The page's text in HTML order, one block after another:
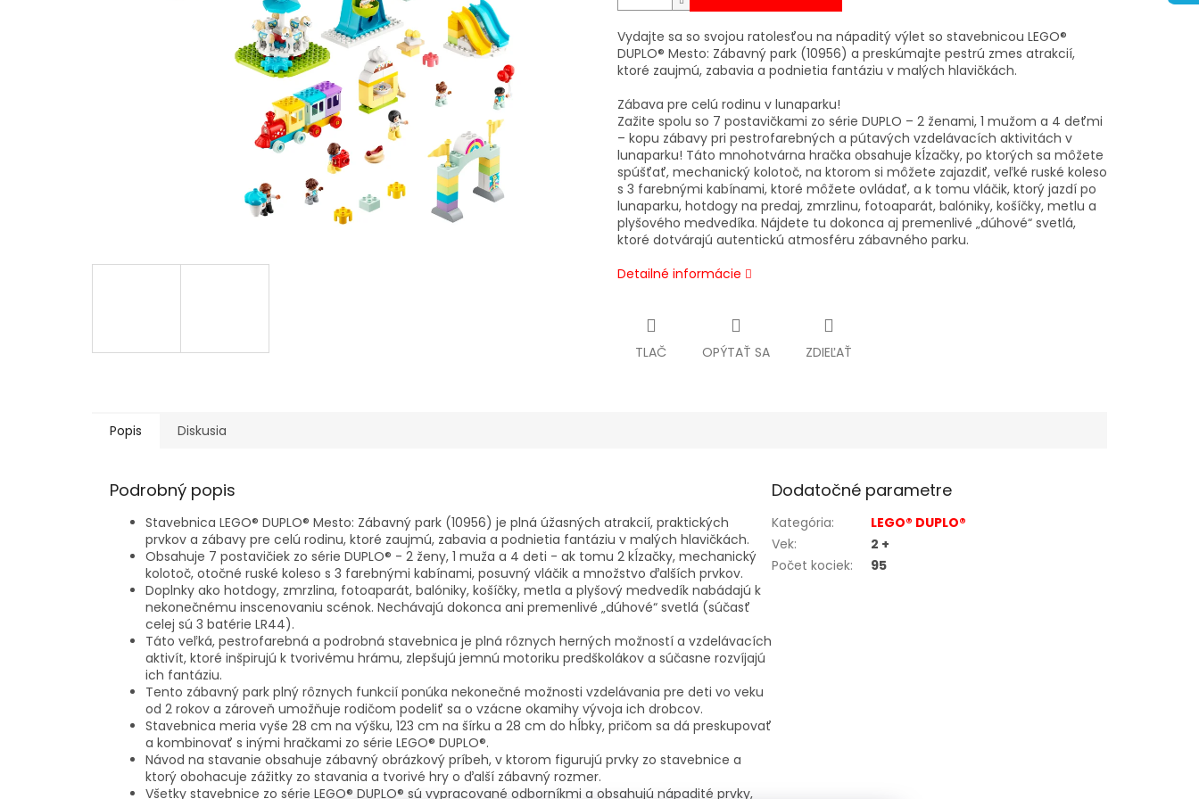
Vydajte sa so svojou ratolesťou na nápaditý výlet so stavebnicou LEGO®
DUPLO® Mesto: Zábavný park (10956) a preskúmajte pestrú zmes atrakcií,
ktoré zaujmú, zabavia a podnietia fantáziu v malých hlavičkách.
Zábava pre celú rodinu v lunaparku!
Zažite spolu so 7 postavičkami zo série DUPLO – 2 ženami, 1 mužom a 4 deťmi
– kopu zábavy pri pestrofarebných a pútavých vzdelávacích aktivitách v
lunaparku! Táto mnohotvárna hračka obsahuje kĺzačky, po ktorých sa môžete
spúšťať, mechanický kolotoč, na ktorom si môžete zajazdiť, veľké ruské koleso
s 3 farebnými kabínami, ktoré môžete ovládať, a k tomu vláčik, ktorý jazdí po
lunaparku, hotdogy na predaj, zmrzlinu, fotoaparát, balóniky, košíčky, metlu a
plyšového medvedíka. Nájdete tu dokonca aj premenlivé „dúhové“ svetlá,
ktoré dotvárajú autentickú atmosféru zábavného parku.
Detailné informácie
TLAČ OPÝTAŤ SA ZDIEĽAŤ
Popis Diskusia
Podrobný popis
Stavebnica LEGO® DUPLO® Mesto: Zábavný park (10956) je plná úžasných atrakcií, praktických
prvkov a zábavy pre celú rodinu, ktoré zaujmú, zabavia a podnietia fantáziu v malých hlavičkách.
Obsahuje 7 postavičiek zo série DUPLO® - 2 ženy, 1 muža a 4 deti - ak tomu 2 kĺzačky, mechanický
kolotoč, otočné ruské koleso s 3 farebnými kabínami, posuvný vláčik a množstvo ďalších prvkov.
Doplnky ako hotdogy, zmrzlina, fotoaparát, balóniky, košíčky, metla a plyšový medvedík nabádajú k
nekonečnému inscenovaniu scénok. Nechávajú dokonca ani premenlivé „dúhové“ svetlá (súčasť
celej sú 3 batérie LR44).
Táto veľká, pestrofarebná a podrobná stavebnica je plná rôznych herných možností a vzdelávacích
aktivít, ktoré inšpirujú k tvorivému hrámu, zlepšujú jemnú motoriku predškolákov a súčasne rozvíjajú
ich fantáziu.
Tento zábavný park plný rôznych funkcií ponúka nekonečné možnosti vzdelávania pre deti vo veku
od 2 rokov a zároveň umožňuje rodičom podeliť sa o vzácne okamihy vývoja ich drobcov.
Stavebnica meria vyše 28 cm na výšku, 123 cm na šírku a 28 cm do hĺbky, pričom sa dá preskupovať
a kombinovať s inými hračkami zo série LEGO® DUPLO®.
Návod na stavanie obsahuje zábavný obrázkový príbeh, v ktorom figurujú prvky zo stavebnice a
ktorý obohacuje zážitky zo stavania a tvorivé hry o ďalší zábavný rozmer.
Všetky stavebnice zo série LEGO® DUPLO® sú vypracované odborníkmi a obsahujú nápadité prvky,
Dodatočné parametre
Kategória:
LEGO® DUPLO®
Vek:
2 +
Počet kociek: 95